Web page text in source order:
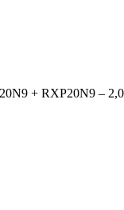
+ RXP20N9 –